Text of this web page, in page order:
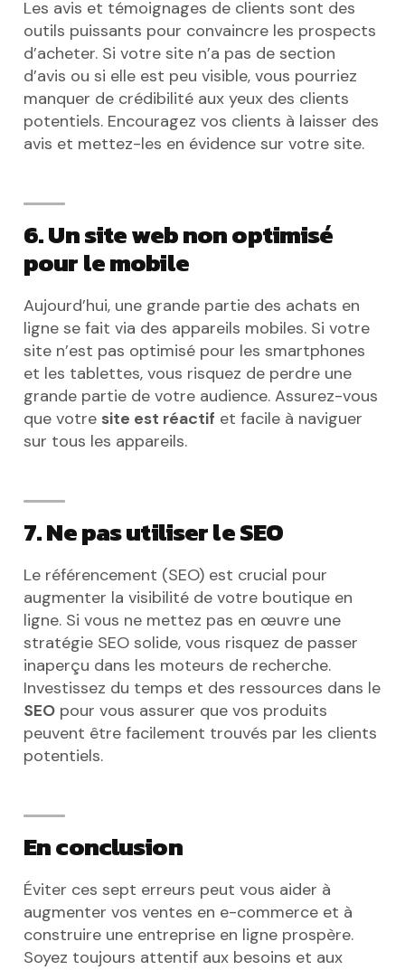
Les avis et témoignages de clients sont des
outils puissants pour convaincre les prospects
d’acheter. Si votre site n’a pas de section
d’avis ou si elle est peu visible, vous pourriez
manquer de crédibilité aux yeux des clients
potentiels. Encouragez vos clients à laisser des
avis et mettez-les en évidence sur votre site.
6. Un site web non optimisé
pour le mobile
Aujourd’hui, une grande partie des achats en
ligne se fait via des appareils mobiles. Si votre
site n’est pas optimisé pour les smartphones
et les tablettes, vous risquez de perdre une
grande partie de votre audience. Assurez-vous
que votre site est réactif et facile à naviguer
sur tous les appareils.
7. Ne pas utiliser le SEO
Le référencement (SEO) est crucial pour
augmenter la visibilité de votre boutique en
ligne. Si vous ne mettez pas en œuvre une
stratégie SEO solide, vous risquez de passer
inaperçu dans les moteurs de recherche.
Investissez du temps et des ressources dans le
SEO pour vous assurer que vos produits
peuvent être facilement trouvés par les clients
potentiels.
En conclusion
Éviter ces sept erreurs peut vous aider à
augmenter vos ventes en e-commerce et à
construire une entreprise en ligne prospère.
Soyez toujours attentif aux besoins et aux